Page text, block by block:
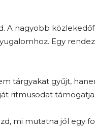
A nagyobb
Egy
tárgyakat gyűjt,
ritmusodat támogatja.
mi mutatna jól egy